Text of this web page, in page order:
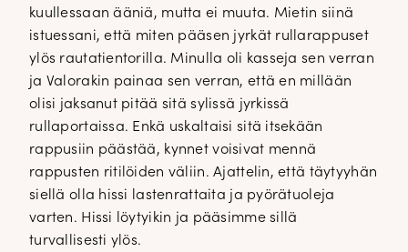
kuullessaan ääniä, mutta ei muuta. Mietin siinä
istuessani, että miten pääsen jyrkät rullarappuset
ylös rautatientorilla. Minulla oli kasseja sen verran
ja Valorakin painaa sen verran, että en millään
olisi jaksanut pitää sitä sylissä jyrkissä
rullaportaissa. Enkä uskaltaisi sitä itsekään
rappusiin päästää, kynnet voisivat mennä
rappusten ritilöiden väliin. Ajattelin, että täytyyhän
siellä olla hissi lastenrattaita ja pyörätuoleja
varten. Hissi löytyikin ja pääsimme sillä
turvallisesti ylös.